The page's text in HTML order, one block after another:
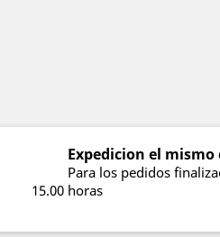
Expedicion el mismo
Para los pedidos
15.00 horas